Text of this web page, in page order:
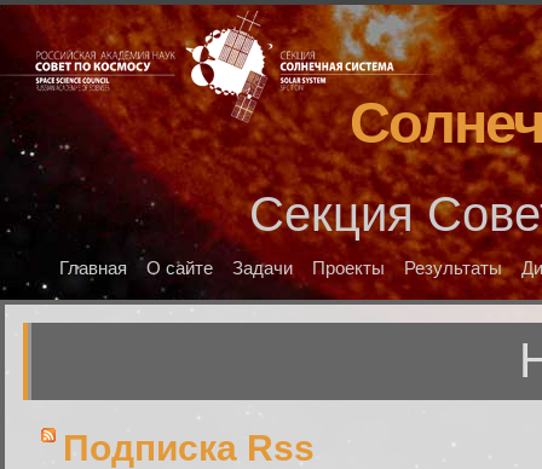
Секция
Главная О сайте Задачи Проекты Результаты
Подписка Rss